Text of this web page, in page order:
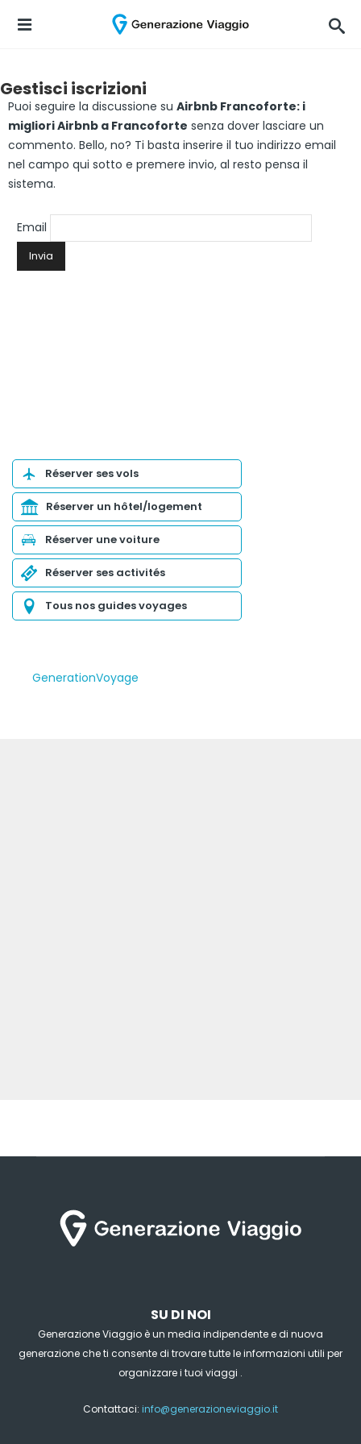
Gestisci iscrizioni
Puoi seguire la discussione su Airbnb Francoforte: i
migliori Airbnb a Francoforte senza dover lasciare un
commento. Bello, no? Ti basta inserire il tuo indirizzo email
nel campo qui sotto e premere invio, al resto pensa il
sistema.
Email
Réserver ses vols
Réserver un hôtel/logement
Réserver une voiture
Réserver ses activités
Tous nos guides voyages
GenerationVoyage
SU DI NOI
Generazione Viaggio è un media indipendente e di nuova
generazione che ti consente di trovare tutte le informazioni utili per
organizzare i tuoi viaggi .
Contattaci: info@generazioneviaggio.it